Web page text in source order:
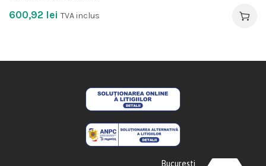
600,92 lei TVA inclus
Bucuresti